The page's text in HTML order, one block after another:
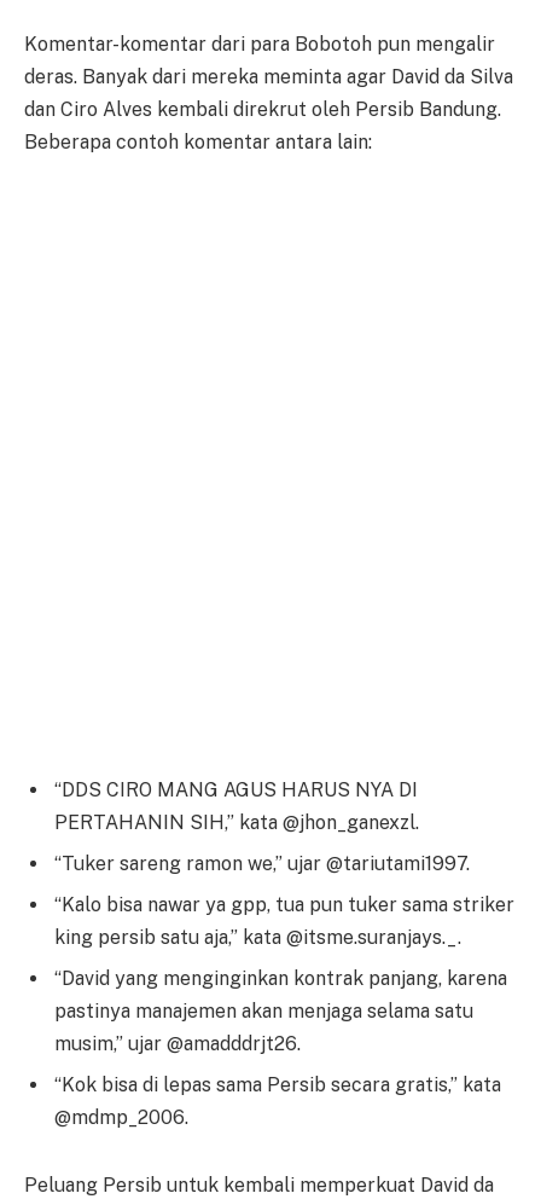
Komentar-komentar dari para Bobotoh pun mengalir
deras. Banyak dari mereka meminta agar David da Silva
dan Ciro Alves kembali direkrut oleh Persib Bandung.
Beberapa contoh komentar antara lain:
“DDS CIRO MANG AGUS HARUS NYA DI
PERTAHANIN SIH,” kata @jhon_ganexzl.
“Tuker sareng ramon we,” ujar @tariutami1997.
“Kalo bisa nawar ya gpp, tua pun tuker sama striker
king persib satu aja,” kata @itsme.suranjays._.
“David yang menginginkan kontrak panjang, karena
pastinya manajemen akan menjaga selama satu
musim,” ujar @amadddrjt26.
“Kok bisa di lepas sama Persib secara gratis,” kata
@mdmp_2006.
Peluang Persib untuk kembali memperkuat David da